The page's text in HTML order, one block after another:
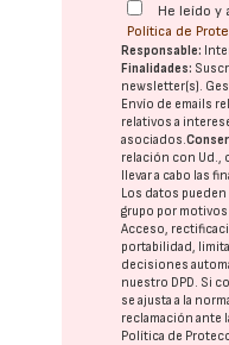
He leído y
Política de
Responsable:
Finalidades:
newsletter(s).
Envío de emails
relativos a
asociados.
relación con Ud.,
llevar a cabo las
Los datos
grupo por
Acceso,
portabilidad,
decisiones
nuestro DPD . Si
se ajusta a la
reclamación ante
Política de